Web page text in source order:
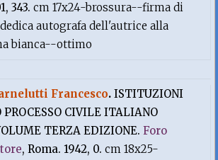
343.cm 17x24-brossura--firma di
autografa dell'autrice alla
bianca--ottimo
Francesco.ISTITUZIONI
PROCESSO CIVILE ITALIANO
TERZA EDIZIONE.Foro
, Roma. 1942, 0.cm 18x25-